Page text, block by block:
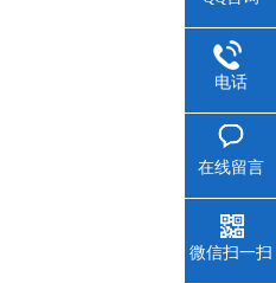
电话
在线留言
微信扫一扫